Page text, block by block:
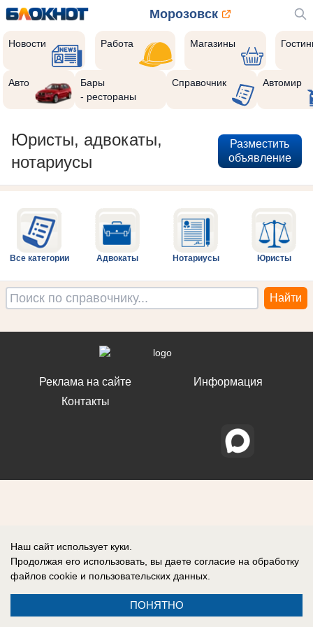
Морозовск
Новости Работа Магазины
Авто
Бары
- рестораны
Справочник Автомир
Юристы, адвокаты,
нотариусы
Разместить
объявление
Все категории Адвокаты Нотариусы Юристы
Реклама на сайте
Контакты
Информация
Наш сайт использует куки.
Продолжая его использовать, вы даете согласие на обработку
файлов cookie и пользовательских данных.
ПОНЯТНО